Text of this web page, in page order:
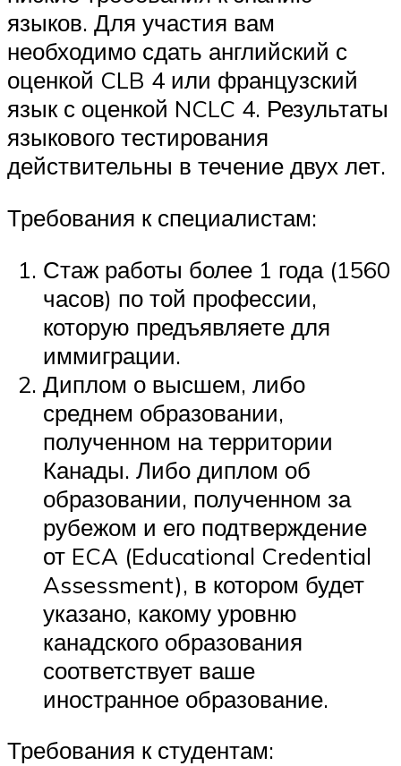
языков. Для участия вам
необходимо сдать английский с
оценкой CLB 4 или французский
язык с оценкой NCLC 4. Результаты
языкового тестирования
действительны в течение двух лет.
Требования к специалистам:
Стаж работы более 1 года (1560
часов) по той профессии,
которую предъявляете для
иммиграции.
Диплом о высшем, либо
среднем образовании,
полученном на территории
Канады. Либо диплом об
образовании, полученном за
рубежом и его подтверждение
от ECA (Educational Credential
Assessment), в котором будет
указано, какому уровню
канадского образования
соответствует ваше
иностранное образование.
Требования к студентам: